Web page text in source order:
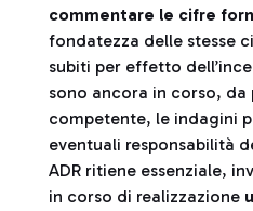
commentare le cifre
fondatezza delle stesse
subiti per effetto
sono ancora in corso, da
competente, le indagini
eventuali responsabilità
ADR ritiene essenziale,
in corso di realizzazione